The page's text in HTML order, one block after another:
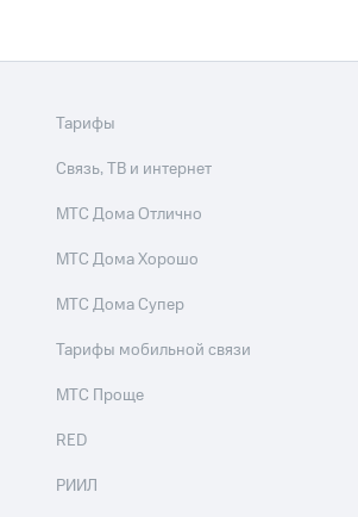
Тарифы
Связь, ТВ и интернет
МТС Дома Отлично
МТС Дома Хорошо
МТС Дома Супер
Тарифы мобильной связи
МТС Проще
RED
РИИЛ